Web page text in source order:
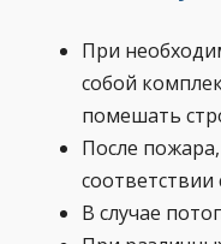
При
собой
помешать
После
В случае